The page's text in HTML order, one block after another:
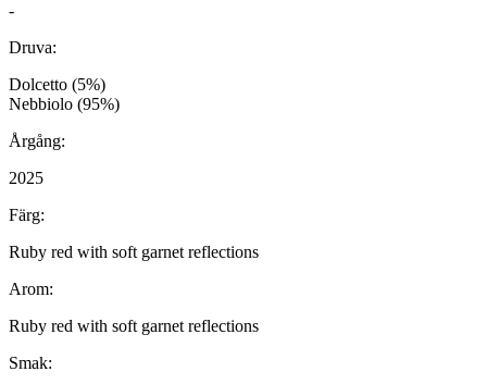
-
Druva:
Dolcetto (5%)
Nebbiolo (95%)
Årgång:
2025
Färg:
Ruby red with soft garnet reflections
Arom:
Ruby red with soft garnet reflections
Smak: